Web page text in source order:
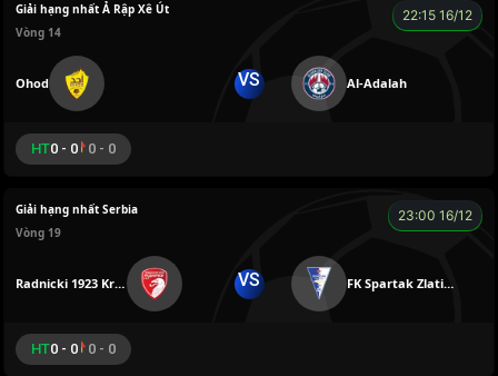
Giải hạng nhất Ả Rập Xê Út
Vòng 14
22:15 16/12
Ohod VS Al-Adalah
HT0 - 0 0 - 0
Giải hạng nhất Serbia
Vòng 19
23:00 16/12
Radnicki 1923 Kragujevac VS FK Spartak Zlatibor Voda
HT0 - 0 0 - 0